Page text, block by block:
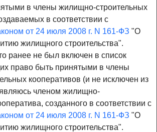
в члены жилищно-строительных
в соответствии с
от 24 июля 2008 г. N 161-ФЗ "О
жилищного строительства".
ранее не был включен в список
право быть принятыми в члены
кооперативов (и не исключен из
членом жилищно-
созданного в соответствии с
от 24 июля 2008 г. N 161-ФЗ "О
жилищного строительства".